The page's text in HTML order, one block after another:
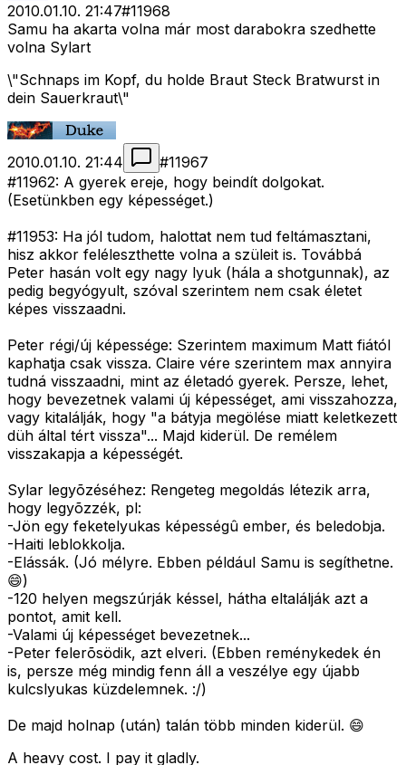
2010.01.10. 21:47#11968
Samu ha akarta volna már most darabokra szedhette
volna Sylart
\"Schnaps im Kopf, du holde Braut Steck Bratwurst in
dein Sauerkraut\"
2010.01.10. 21:44 #11967
#11962: A gyerek ereje, hogy beindít dolgokat.
(Esetünkben egy képességet.)
#11953: Ha jól tudom, halottat nem tud feltámasztani,
hisz akkor feléleszthette volna a szüleit is. Továbbá
Peter hasán volt egy nagy lyuk (hála a shotgunnak), az
pedig begyógyult, szóval szerintem nem csak életet
képes visszaadni.
Peter régi/új képessége: Szerintem maximum Matt fiától
kaphatja csak vissza. Claire vére szerintem max annyira
tudná visszaadni, mint az életadó gyerek. Persze, lehet,
hogy bevezetnek valami új képességet, ami visszahozza,
vagy kitalálják, hogy "a bátyja megölése miatt keletkezett
düh által tért vissza"... Majd kiderül. De remélem
visszakapja a képességét.
Sylar legyõzéséhez: Rengeteg megoldás létezik arra,
hogy legyõzzék, pl:
-Jön egy feketelyukas képességû ember, és beledobja.
-Haiti leblokkolja.
-Elássák. (Jó mélyre. Ebben például Samu is segíthetne.
😄)
-120 helyen megszúrják késsel, hátha eltalálják azt a
pontot, amit kell.
-Valami új képességet bevezetnek...
-Peter felerõsödik, azt elveri. (Ebben reménykedek én
is, persze még mindig fenn áll a veszélye egy újabb
kulcslyukas küzdelemnek. :/)
De majd holnap (után) talán több minden kiderül. 😄
A heavy cost. I pay it gladly.